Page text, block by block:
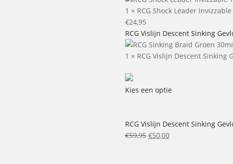
1 × RCG Shock Leader
€24,95
RCG Vislijn Descent Sinking
1 × RCG Vislijn Descent Sinking
Kies een optie
RCG Vislijn Descent Sinking
€59,95 Oorspronkelijke
€50,00Huidige